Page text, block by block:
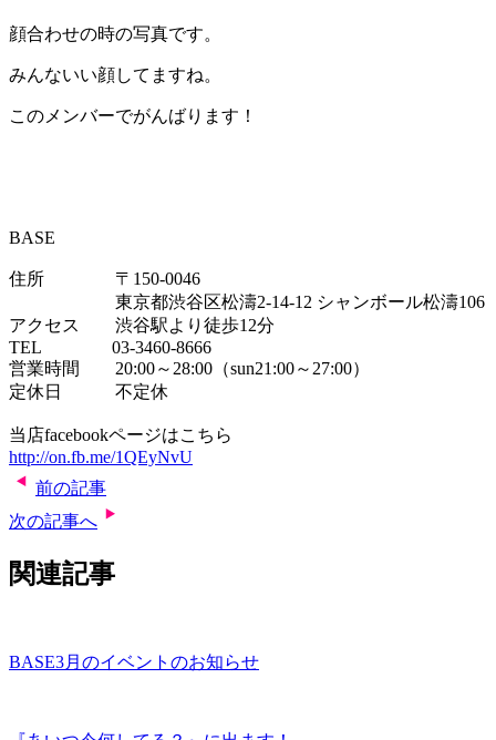
顔合わせの時の写真です。
みんないい顔してますね。
このメンバーでがんばります！
BASE
住所 〒150-0046
東京都渋谷区松濤2-14-12 シャンボール松濤106
アクセス 渋谷駅より徒歩12分
TEL 03-3460-8666
営業時間 20:00～28:00（sun21:00～27:00）
定休日 不定休
当店facebookページはこちら
http://on.fb.me/1QEyNvU
前の記事
次の記事へ
関連記事
BASE3月のイベントのお知らせ